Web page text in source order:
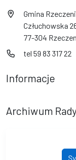
Gmina
Człuchowska
77-304
tel 59 83 317 22
Informacje
Archiwum